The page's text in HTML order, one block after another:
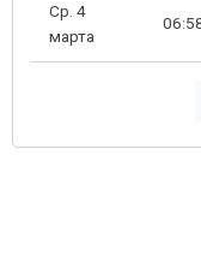
Ср. 4
марта